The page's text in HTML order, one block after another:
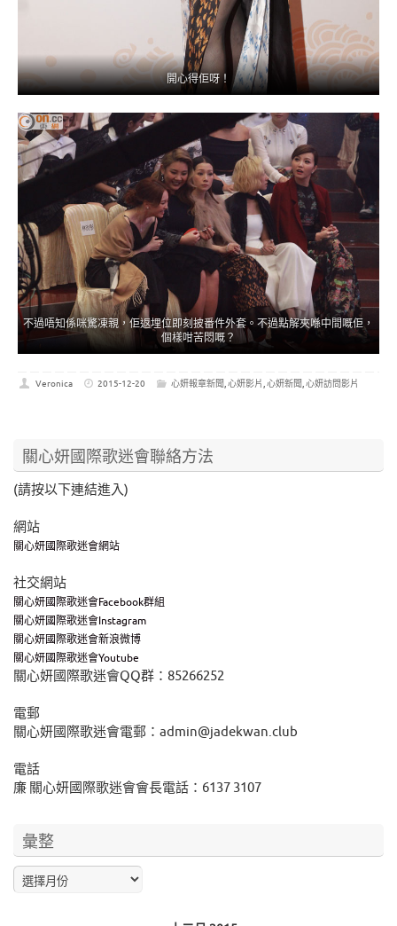
開心得佢呀！
不過唔知係咪驚凍親，佢返埋位即刻披番件外套。不過點解夾喺中間嘅佢，
個樣咁苦悶嘅？
Veronica 2015-12-20 心妍報章新聞,心妍影片,心妍新聞,心妍訪問影片
關心妍國際歌迷會聯絡方法
(請按以下連結進入)
網站
關心妍國際歌迷會網站
社交網站
關心妍國際歌迷會Facebook群組
關心妍國際歌迷會Instagram
關心妍國際歌迷會新浪微博
關心妍國際歌迷會Youtube
關心妍國際歌迷會QQ群：85266252
電郵
關心妍國際歌迷會電郵：admin@jadekwan.club
電話
廉 關心妍國際歌迷會會長電話：6137 3107
彙整